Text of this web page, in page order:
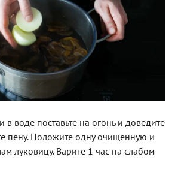
воде поставьте на огонь и доведите
пену. Положите одну очищенную и
луковицу. Варите 1 час на слабом